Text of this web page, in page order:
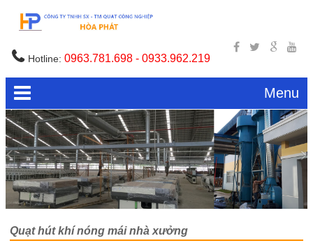
Hotline:0963.781.698 - 0933.962.219
Menu
Quạt hút khí nóng mái nhà xưởng